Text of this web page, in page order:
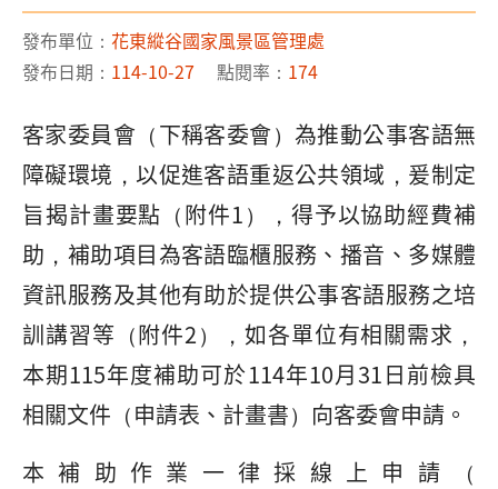
發布單位： 花東縱谷國家風景區管理處
發布日期： 114-10-27 點閱率： 174
客家委員會（下稱客委會）為推動公事客語無
障礙環境，以促進客語重返公共領域，爰制定
旨揭計畫要點（附件1），得予以協助經費補
助，補助項目為客語臨櫃服務、播音、多媒體
資訊服務及其他有助於提供公事客語服務之培
訓講習等（附件2），如各單位有相關需求，
本期115年度補助可於114年10月31日前檢具
相關文件（申請表、計畫書）向客委會申請。
本補助作業一律採線上申請（